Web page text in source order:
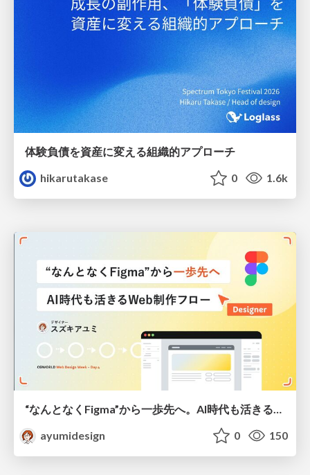
体験負債を資産に変える組織的アプローチ
hikarutakase
0 1.6k
“なんとなくFigma”から一歩先へ。AI時代も活きるWeb制作フロー
ayumidesign
0 150